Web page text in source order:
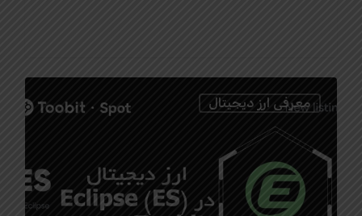
معرفی ارز دیجیتال